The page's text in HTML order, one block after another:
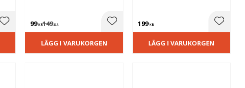
Lägg till i favoriter
mjuk, ombonad känsla.
99KR149KR Lägg till i favoriter
LÄGG I VARUKORGEN
199KR Lägg
LÄGG I VARUKORGEN